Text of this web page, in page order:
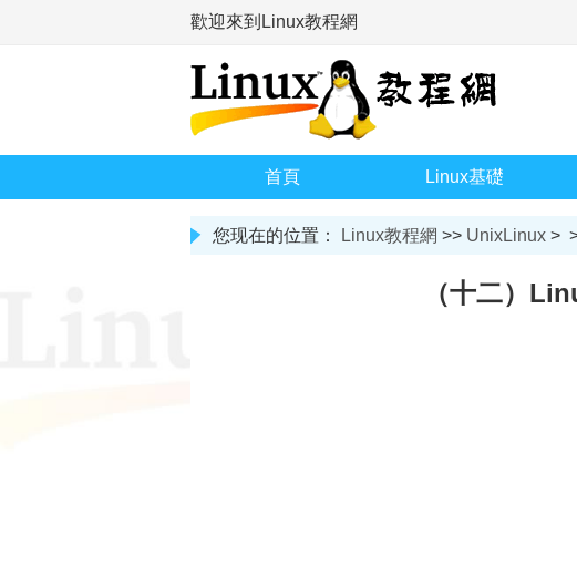
歡迎來到Linux教程網
首頁 Linux基礎
您现在的位置： Linux教程網 >> UnixLinux >
（十二）